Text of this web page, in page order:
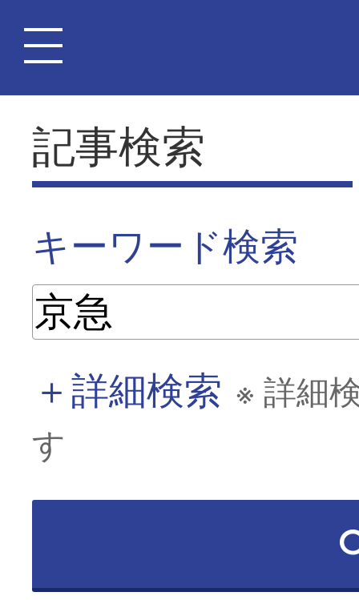
記事検索
キーワード検索
＋詳細検索 ※ 詳細
す